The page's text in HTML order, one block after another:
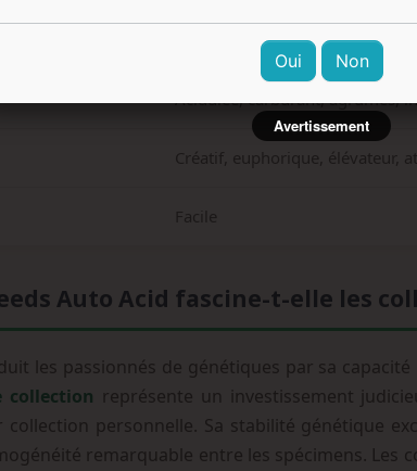
Diesel, acide, pamplemousse,
Acidulée, carburant, agrumes,
Créatif, euphorique, élévateur,
Facile
Auto Acid fascine-t-elle les
les passionnés de génétiques par sa
collection représente un investissement
personnelle. Sa stabilité génétique
remarquable entre les spécimens. Les
Oui Non
Avertissement